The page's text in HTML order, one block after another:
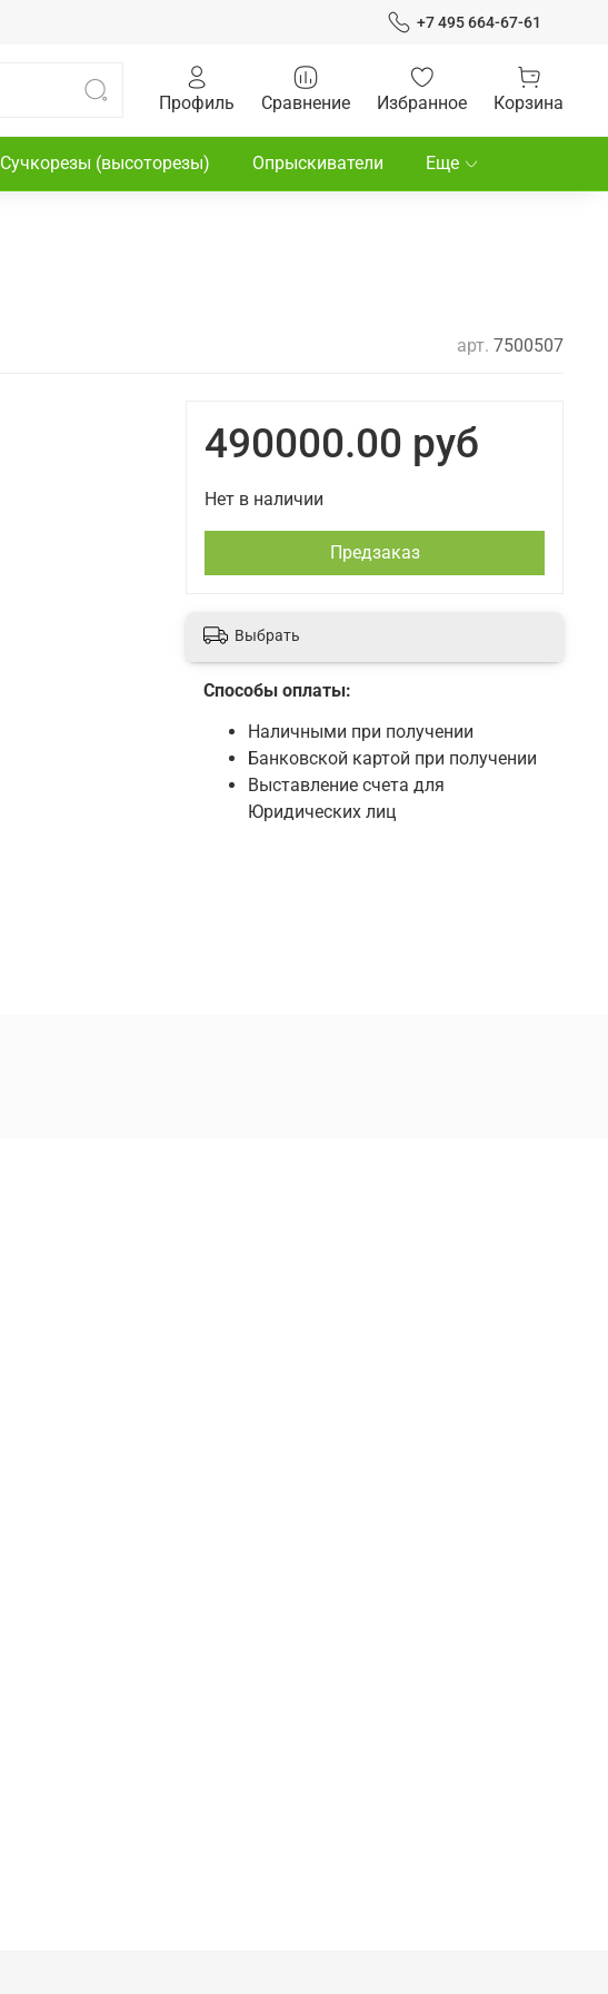
+7 495 664-67-61
Профиль Сравнение Избранное Корзина
Сучкорезы (высоторезы) Опрыскиватели Еще
арт. 7500507
490000.00 руб
Нет в наличии
Предзаказ
Выбрать
Способы оплаты:
Наличными при получении
Банковской картой при получении
Выставление счета для
Юридических лиц